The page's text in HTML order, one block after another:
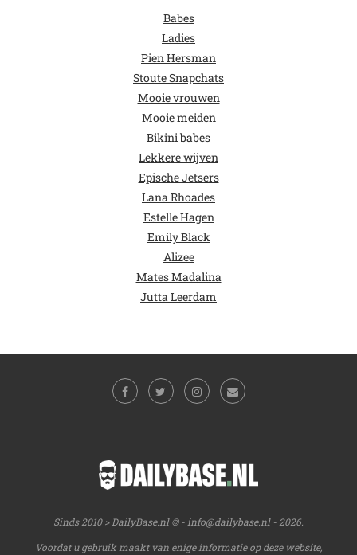
Babes
Ladies
Pien Hersman
Stoute Snapchats
Mooie vrouwen
Mooie meiden
Bikini babes
Lekkere wijven
Epische Jetsers
Lana Rhoades
Estelle Hagen
Emily Black
Alizee
Mates Madalina
Jutta Leerdam
Sinds 2010 > DailyBase.nl © - info@dailybase.nl- 2026.
Voordat u gebruik maakt van enige informatie op deze website,